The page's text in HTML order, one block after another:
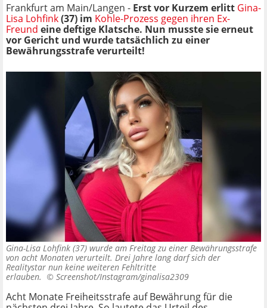
Frankfurt am Main/Langen - Erst vor Kurzem erlitt Gina-
Lisa Lohfink(37) im Kohle-Prozess gegen ihren Ex-
Freund eine deftige Klatsche. Nun musste sie erneut
vor Gericht und wurde tatsächlich zu einer
Bewährungsstrafe verurteilt!
Gina-Lisa Lohfink (37) wurde am Freitag zu einer Bewährungsstrafe
von acht Monaten verurteilt. Drei Jahre lang darf sich der
Realitystar nun keine weiteren Fehltritte
erlauben. © Screenshot/Instagram/ginalisa2309
Acht Monate Freiheitsstrafe auf Bewährung für die